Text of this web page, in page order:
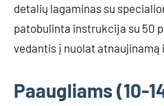
detalių lagaminas su
patobulinta instrukcija su 50
vedantis į nuolat atnaujinamą
Paaugliams (10-